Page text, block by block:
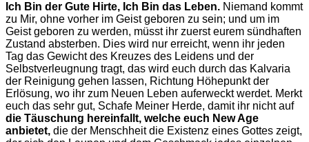
Ich Bin der Gute Hirte, Ich Bin das Leben. Niemand kommt
zu Mir, ohne vorher im Geist geboren zu sein; und um im
Geist geboren zu werden, müsst ihr zuerst eurem sündhaften
Zustand absterben. Dies wird nur erreicht, wenn ihr jeden
Tag das Gewicht des Kreuzes des Leidens und der
Selbstverleugnung tragt, das wird euch durch das Kalvaria
der Reinigung gehen lassen, Richtung Höhepunkt der
Erlösung, wo ihr zum Neuen Leben auferweckt werdet. Merkt
euch das sehr gut, Schafe Meiner Herde, damit ihr nicht auf
die Täuschung hereinfallt, welche euch New Age
anbietet, die der Menschheit die Existenz eines Gottes zeigt,